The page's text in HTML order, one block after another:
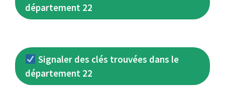
département 22
Signaler des clés trouvées dans le
département 22